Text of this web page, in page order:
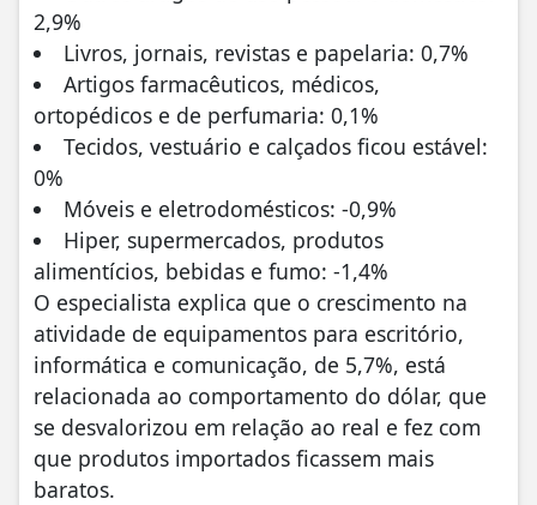
2,9%
Livros, jornais, revistas e papelaria: 0,7%
Artigos farmacêuticos, médicos,
ortopédicos e de perfumaria: 0,1%
Tecidos, vestuário e calçados ficou estável:
0%
Móveis e eletrodomésticos: -0,9%
Hiper, supermercados, produtos
alimentícios, bebidas e fumo: -1,4%
O especialista explica que o crescimento na
atividade de equipamentos para escritório,
informática e comunicação, de 5,7%, está
relacionada ao comportamento do dólar, que
se desvalorizou em relação ao real e fez com
que produtos importados ficassem mais
baratos.